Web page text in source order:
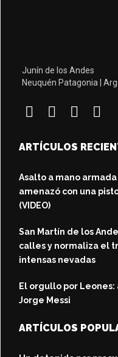
Junín de los Andes
Neuquén Patagonia |
ARTÍCULOS
Asalto a mano
amenazó con una
(VIDEO)
San Martín de los
calles y normaliza el
intensas nevadas
El orgullo por
Jorge Messi
ARTÍCULOS